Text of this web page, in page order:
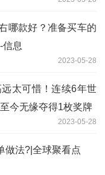
哪款好？准备买车的
信息
2023-05-28
太可惜！连续6年世
今无缘夺得1枚奖牌
2023-05-28
做法?|全球聚看点